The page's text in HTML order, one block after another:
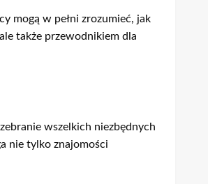
mogą w pełni zrozumieć, jak
także przewodnikiem dla
wszelkich niezbędnych
nie tylko znajomości